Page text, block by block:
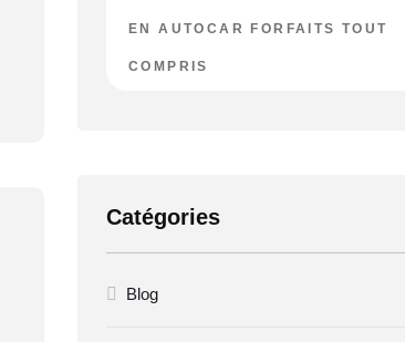
EN AUTOCAR FORFAITS TOUT
COMPRIS
Catégories
Blog